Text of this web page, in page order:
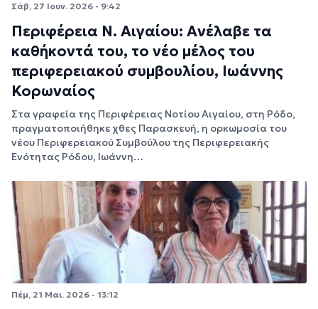
Σάβ, 27 Ιουν. 2026 - 9:42
Περιφέρεια Ν. Αιγαίου: Ανέλαβε τα
καθήκοντά του, το νέο μέλος του
περιφερειακού συμβουλίου, Ιωάννης
Κορωναίος
Στα γραφεία της Περιφέρειας Νοτίου Αιγαίου, στη Ρόδο,
πραγματοποιήθηκε χθες Παρασκευή, η ορκωμοσία του
νέου Περιφερειακού Συμβούλου της Περιφερειακής
Ενότητας Ρόδου, Ιωάννη…
Πέμ, 21 Μαι. 2026 - 13:12